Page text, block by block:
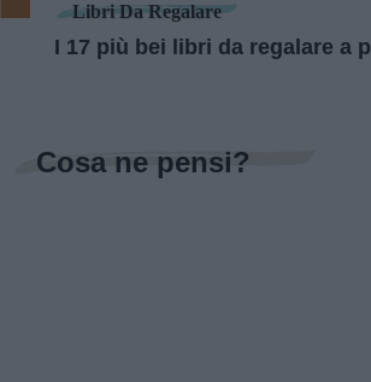
Libri Da Regalare
I 17 più bei libri da regalare a
Cosa ne pensi?